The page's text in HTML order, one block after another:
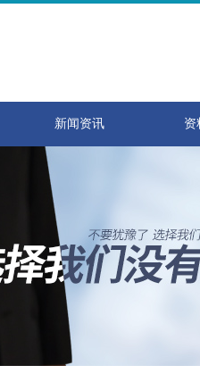
新闻资讯 资